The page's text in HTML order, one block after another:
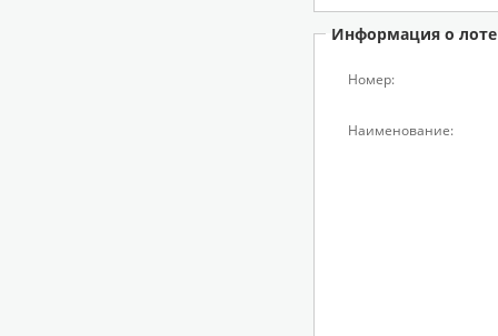
Информация о
Номер:
Наименование: